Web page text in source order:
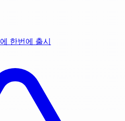
한번에 출시